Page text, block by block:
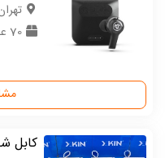
70 عدد
کابل